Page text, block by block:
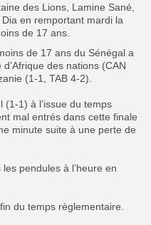
des Lions, Lamine Sané,
en remportant mardi la
de 17 ans.
de 17 ans du Sénégal a
des nations (CAN
(1-1, TAB 4-2).
1) à l’issue du temps
mal entrés dans cette finale
minute suite à une perte de
pendules à l’heure en
du temps règlementaire.